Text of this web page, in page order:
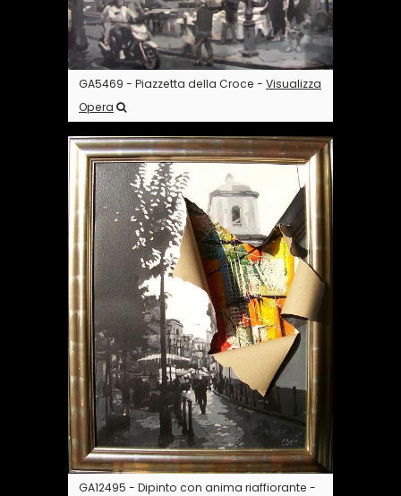
GA5469 - Piazzetta della Croce - Visualizza
Opera
GA12495 - Dipinto con anima riaffiorante -